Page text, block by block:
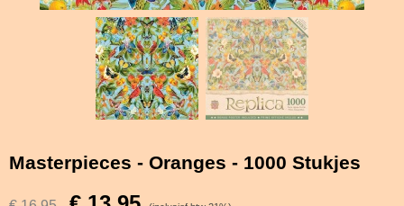
Masterpieces - Oranges - 1000 Stukjes